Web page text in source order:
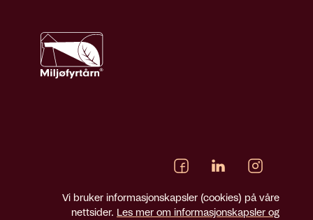
Vi bruker informasjonskapsler (cookies) på våre
nettsider. Les mer om informasjonskapsler og